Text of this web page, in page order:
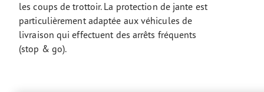
les coups de trottoir. La protection de jante est
particulièrement adaptée aux véhicules de
livraison qui effectuent des arrêts fréquents
(stop & go).